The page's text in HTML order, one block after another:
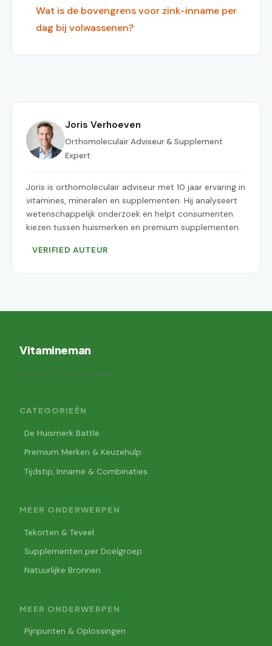
Wat is de bovengrens voor zink-inname per
dag bij volwassenen?
Joris Verhoeven
Orthomoleculair Adviseur & Supplement
Expert
Joris is orthomoleculair adviseur met 10 jaar ervaring in
vitamines, mineralen en supplementen. Hij analyseert
wetenschappelijk onderzoek en helpt consumenten
kiezen tussen huismerken en premium supplementen.
VERIFIED AUTEUR
Vitamineman
Auteur: Joris Verhoeven
CATEGORIEËN
De Huismerk Battle
Premium Merken & Keuzehulp
Tijdstip, Inname & Combinaties
MEER ONDERWERPEN
Tekorten & Teveel
Supplementen per Doelgroep
Natuurlijke Bronnen
MEER ONDERWERPEN
Pijnpunten & Oplossingen